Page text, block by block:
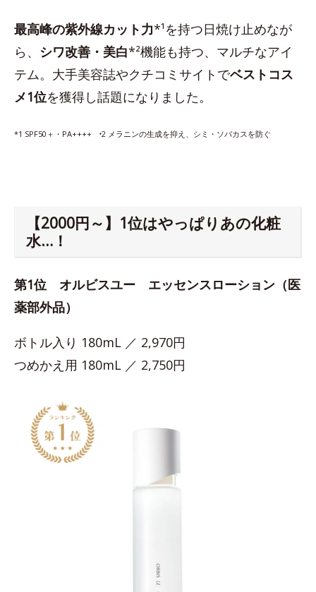
最高峰の紫外線カット力*¹を持つ日焼け止めなが
ら、 シワ改善・美白*²機能も持つ、マルチなアイ
テム。大手美容誌やクチコミサイトでベストコス
メ1位を獲得し話題になりました。
*1 SPF50＋・PA++++ ⁺2 メラニンの生成を抑え、シミ・ソバカスを防ぐ
【2000円～】1位はやっぱりあの化粧
水…！
第1位 オルビスユー エッセンスローション（医
薬部外品）
ボトル入り 180mL ／ 2,970円
つめかえ用 180mL ／ 2,750円